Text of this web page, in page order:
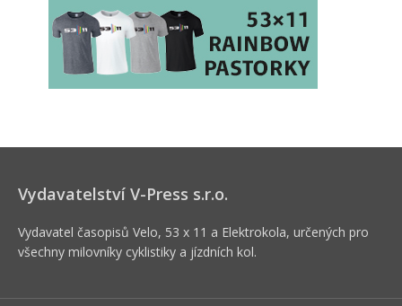
Vydavatelství V-Press s.r.o.
Vydavatel časopisů Velo, 53 x 11 a Elektrokola, určených pro
všechny milovníky cyklistiky a jízdních kol.